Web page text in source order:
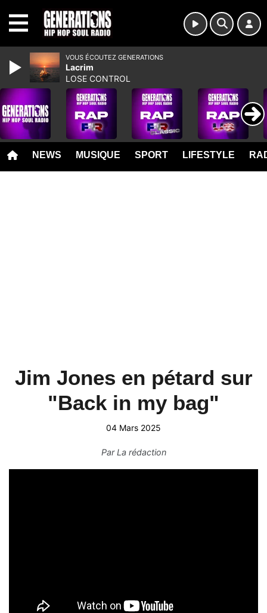
NEWS MUSIQUE SPORT LIFESTYLE
Jim Jones en pétard sur
"Back in my bag"
04 Mars 2025
ParLa rédaction
VOUS ÉCOUTEZ GENERATIONS
Lacrim
LOSE CONTROL